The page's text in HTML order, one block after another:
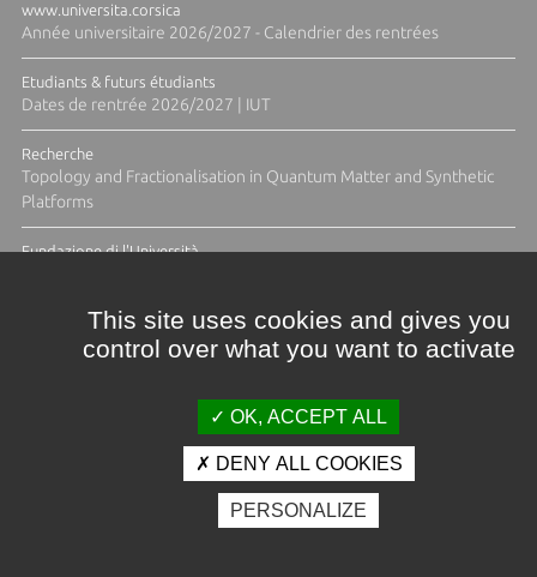
www.universita.corsica
Année universitaire 2026/2027 - Calendrier des rentrées
Etudiants & futurs étudiants
Dates de rentrée 2026/2027 | IUT
Recherche
Topology and Fractionalisation in Quantum Matter and Synthetic
Platforms
Fundazione di l'Università
Crédits et mentions légales
Espace presse
Photothèque
This site uses cookies and gives you
control over what you want to activate
OK, ACCEPT ALL
DENY ALL COOKIES
PERSONALIZE